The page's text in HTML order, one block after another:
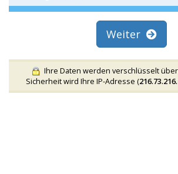
Weiter
Ihre Daten werden verschlüsselt
Sicherheit wird Ihre IP-Adresse (